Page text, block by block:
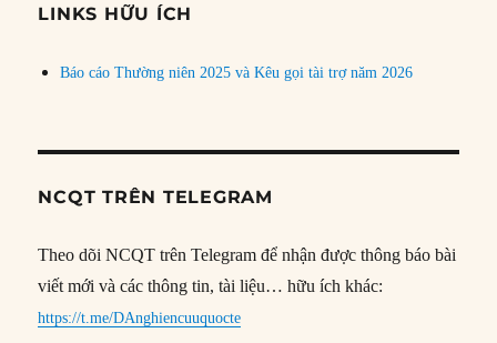
đề
LINKS HỮU ÍCH
Báo cáo Thường niên 2025 và Kêu gọi tài trợ năm 2026
NCQT TRÊN TELEGRAM
Theo dõi NCQT trên Telegram để nhận được thông báo bài
viết mới và các thông tin, tài liệu… hữu ích khác:
https://t.me/DAnghiencuuquocte